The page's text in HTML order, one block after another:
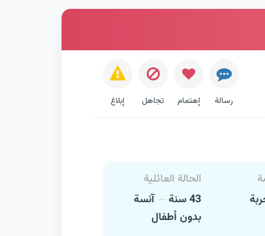
رسالة إهتمام تجاهل إبلاغ
الحالة العائلية
43 سنة
آنسة
بدون أطفال